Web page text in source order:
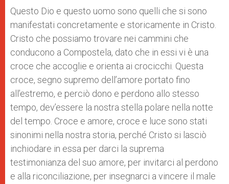
Questo Dio e questo uomo sono quelli che si sono
manifestati concretamente e storicamente in Cristo.
Cristo che possiamo trovare nei cammini che
conducono a Compostela, dato che in essi vi è una
croce che accoglie e orienta ai crocicchi. Questa
croce, segno supremo dell’amore portato fino
all’estremo, e perciò dono e perdono allo stesso
tempo, dev’essere la nostra stella polare nella notte
del tempo. Croce e amore, croce e luce sono stati
sinonimi nella nostra storia, perché Cristo si lasciò
inchiodare in essa per darci la suprema
testimonianza del suo amore, per invitarci al perdono
e alla riconciliazione, per insegnarci a vincere il male